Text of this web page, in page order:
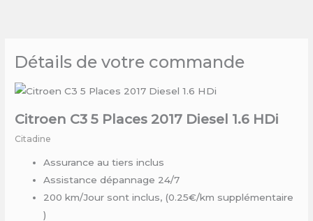
Détails de votre commande
Citroen C3 5 Places 2017 Diesel 1.6 HDi
Citadine
Assurance au tiers inclus
Assistance dépannage 24/7
200 km/Jour sont inclus, (0.25€/km supplémentaire
)